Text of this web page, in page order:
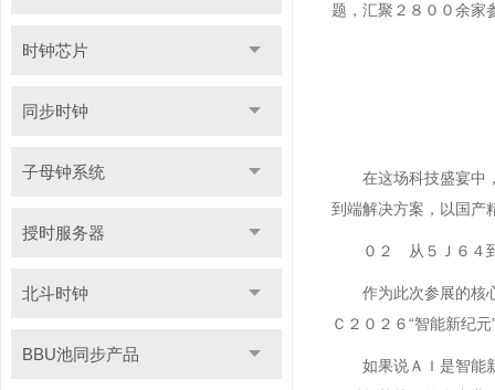
时钟芯片
同步时钟
子母钟系统
授时服务器
北斗时钟
BBU池同步产品
题，汇聚２８００余家
在这场科技盛宴中
到端解决方案，以国产
０２ 从５Ｊ６４
作为此次参展的核
Ｃ２０２６“智能新纪
如果说ＡＩ是智能